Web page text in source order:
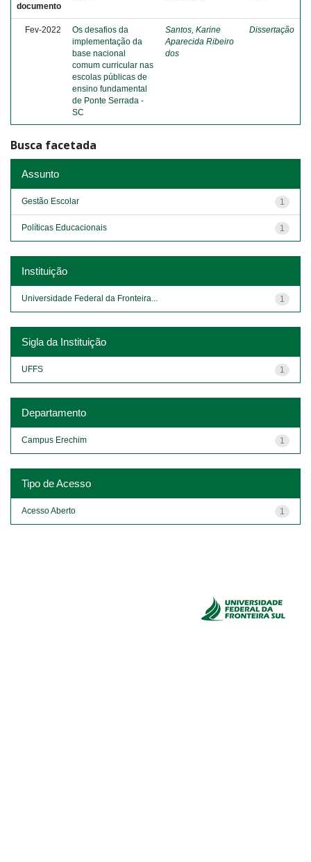
documento
Fev-2022
Os desafios da
implementação da
base nacional
comum curricular nas
escolas públicas de
ensino fundamental
de Ponte Serrada -
SC
Santos, Karine
Aparecida Ribeiro
dos
Dissertação
Busca facetada
Assunto
1
Gestão Escolar
1
Políticas Educacionais
Instituição
1
Universidade Federal da Fronteira...
Sigla da Instituição
1
UFFS
Departamento
1
Campus Erechim
Tipo de Acesso
1
Acesso Aberto